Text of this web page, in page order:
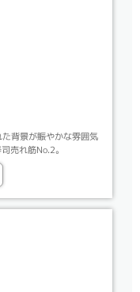
背景が賑やかな雰囲気
売れ筋No.2。